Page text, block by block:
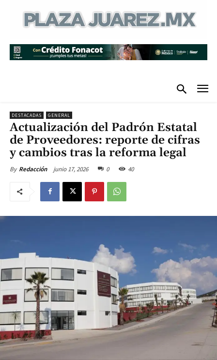
DESTACADAS GENERAL
Actualización del Padrón Estatal
de Proveedores: reporte de cifras
y cambios tras la reforma legal
By Redacción junio 17, 2026 0 40